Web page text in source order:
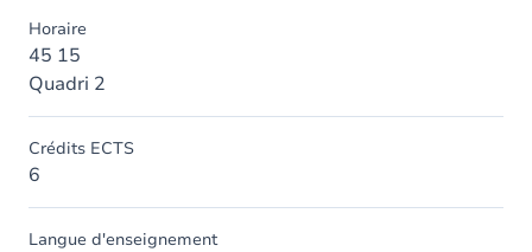
Horaire
45 15
Quadri 2
Crédits ECTS
6
Langue d'enseignement